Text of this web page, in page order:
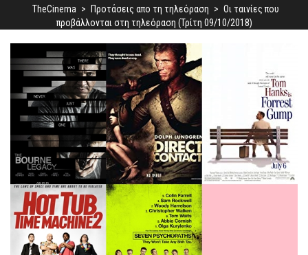
TheCinema > Προτάσεις απο τη τηλεόραση > Οι ταινίες που
προβάλλονται στη τηλεόραση (Τρίτη 09/10/2018)